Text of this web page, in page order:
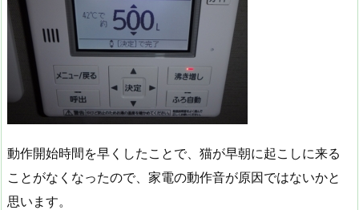
動作開始時間を早くしたことで、猫が早朝に起こしに来る
ことがなくなったので、家電の動作音が原因ではないかと
思います。